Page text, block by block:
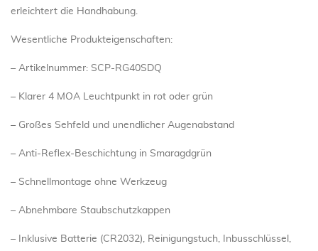
erleichtert die Handhabung.
Wesentliche Produkteigenschaften:
– Artikelnummer: SCP-RG40SDQ
– Klarer 4 MOA Leuchtpunkt in rot oder grün
– Großes Sehfeld und unendlicher Augenabstand
– Anti-Reflex-Beschichtung in Smaragdgrün
– Schnellmontage ohne Werkzeug
– Abnehmbare Staubschutzkappen
– Inklusive Batterie (CR2032), Reinigungstuch, Inbusschlüssel,